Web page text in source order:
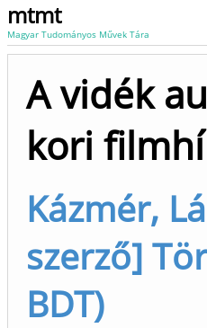
mtmt
Magyar Tudományos Művek Tára
A vidék
kori
Kázmér,
szerző]
BDT)